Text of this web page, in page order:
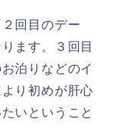
回目のデー
ます。３回目
泊りなどのイ
り初めが肝心
いということ